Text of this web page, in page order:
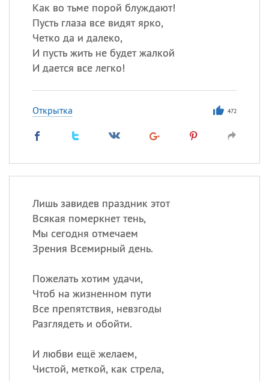
Как во тьме порой блуждают!
Пусть глаза все видят ярко,
Четко да и далеко,
И пусть жить не будет жалкой
И дается все легко!
Открытка 472
Лишь завидев праздник этот
Всякая померкнет тень,
Мы сегодня отмечаем
Зрения Всемирный день.
Пожелать хотим удачи,
Чтоб на жизненном пути
Все препятствия, невзгоды
Разглядеть и обойти.
И любви ещё желаем,
Чистой, меткой, как стрела,